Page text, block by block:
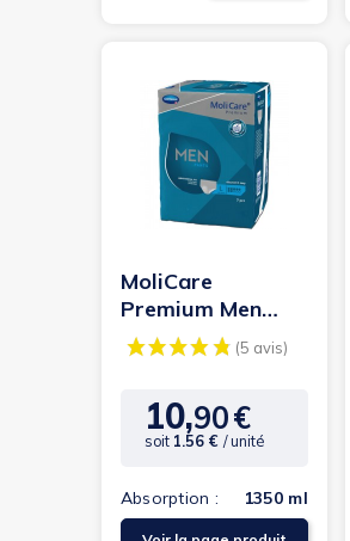
(25
MoliCare
Premium Men
Pants L -
Protection
Prix
10,90€
soit 1.56 € / unité
Absorption : 1350 ml